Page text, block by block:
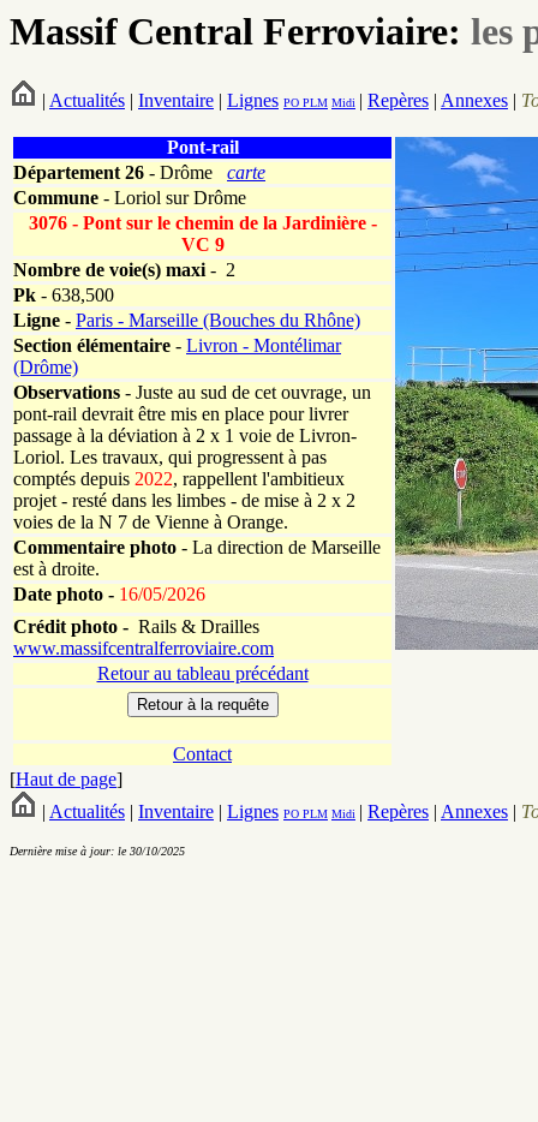
Massif Central Ferroviaire: les
| Actualités | Inventaire | Lignes PO PLM Midi | Repères | Annexes |
Pont-rail
Département26 - Drôme carte
Commune - Loriol sur Drôme
3076 - Pont sur le chemin de la Jardinière -
VC 9
Nombre de voie(s) maxi- 2
Pk - 638,500
Ligne - Paris - Marseille (Bouches du Rhône)
Section élémentaire - Livron - Montélimar
(Drôme)
Observations - Juste au sud de cet ouvrage, un
pont-rail devrait être mis en place pour livrer
passage à la déviation à 2 x 1 voie de Livron-
Loriol. Les travaux, qui progressent à pas
comptés depuis 2022, rappellent l'ambitieux
projet - resté dans les limbes - de mise à 2 x 2
voies de la N 7 de Vienne à Orange.
Commentaire photo - La direction de Marseille
est à droite.
Date photo - 16/05/2026
Crédit photo - Rails & Drailles
www.massifcentralferroviaire.com
Retour au tableau précédant
Contact
[Haut de page]
| Actualités | Inventaire | Lignes PO PLM Midi | Repères | Annexes |
Dernière mise à jour: le 30/10/2025